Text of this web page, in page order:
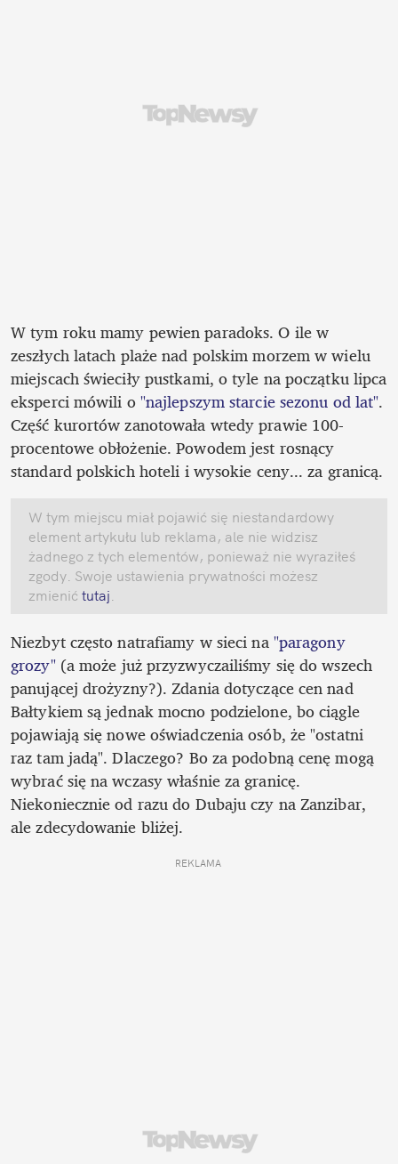
W tym roku mamy pewien paradoks. O ile w
zeszłych latach plaże nad polskim morzem w wielu
miejscach świeciły pustkami, o tyle na początku lipca
eksperci mówili o "najlepszym starcie sezonu od lat".
Część kurortów zanotowała wtedy prawie 100-
procentowe obłożenie. Powodem jest rosnący
standard polskich hoteli i wysokie ceny... za granicą.
W tym miejscu miał pojawić się niestandardowy
element artykułu lub reklama, ale nie widzisz
żadnego z tych elementów, ponieważ nie wyraziłeś
zgody. Swoje ustawienia prywatności możesz
zmienić tutaj.
Niezbyt często natrafiamy w sieci na "paragony
grozy" (a może już przyzwyczailiśmy się do wszech
panującej drożyzny?). Zdania dotyczące cen nad
Bałtykiem są jednak mocno podzielone, bo ciągle
pojawiają się nowe oświadczenia osób, że "ostatni
raz tam jadą". Dlaczego? Bo za podobną cenę mogą
wybrać się na wczasy właśnie za granicę.
Niekoniecznie od razu do Dubaju czy na Zanzibar,
ale zdecydowanie bliżej.
REKLAMA